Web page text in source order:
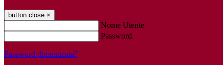
button close ×
Nome Utente
Password
Password dimenticata?